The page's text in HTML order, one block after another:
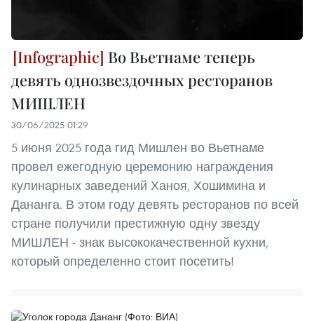
Во Вьетнаме теперь
девять однозвездочных ресторанов
МИШЛЕН
30/06/2025 01:29
5 июня 2025 года гид Мишлен во Вьетнаме
провел ежегодную церемонию награждения
кулинарных заведений Ханоя, Хошимина и
Дананга. В этом году девять ресторанов по всей
стране получили престижную одну звезду
МИШЛЕН - знак высококачественной кухни,
который определенно стоит посетить!